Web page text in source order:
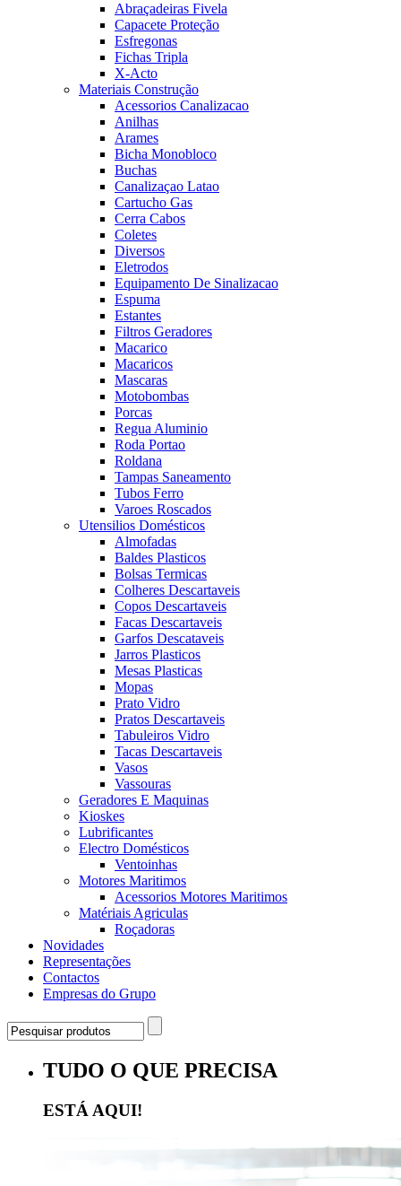
Abraçadeiras Fivela
Capacete Proteção
Esfregonas
Fichas Tripla
X-Acto
Materiais Construção
Acessorios Canalizacao
Anilhas
Arames
Bicha Monobloco
Buchas
Canalizaçao Latao
Cartucho Gas
Cerra Cabos
Coletes
Diversos
Eletrodos
Equipamento De Sinalizacao
Espuma
Estantes
Filtros Geradores
Macarico
Macaricos
Mascaras
Motobombas
Porcas
Regua Aluminio
Roda Portao
Roldana
Tampas Saneamento
Tubos Ferro
Varoes Roscados
Utensilios Domésticos
Almofadas
Baldes Plasticos
Bolsas Termicas
Colheres Descartaveis
Copos Descartaveis
Facas Descartaveis
Garfos Descataveis
Jarros Plasticos
Mesas Plasticas
Mopas
Prato Vidro
Pratos Descartaveis
Tabuleiros Vidro
Tacas Descartaveis
Vasos
Vassouras
Geradores E Maquinas
Kioskes
Lubrificantes
Electro Domésticos
Ventoinhas
Motores Maritimos
Acessorios Motores Maritimos
Matériais Agriculas
Roçadoras
Novidades
Representações
Contactos
Empresas do Grupo
TUDO O QUE PRECISA
ESTÁ AQUI!